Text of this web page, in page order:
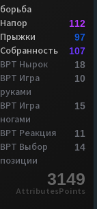
борьба
Напор 112
Прыжки 97
Собранность 107
ВРТ Нырок 18
ВРТ Игра
руками
10
ВРТ Игра
ногами
15
ВРТ Реакция 11
ВРТ Выбор
позиции
14
3149
AttributesPoints